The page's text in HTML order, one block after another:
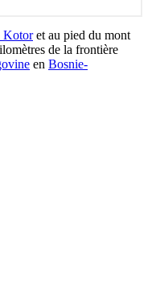
Kotoret au pied du mont
de la frontière
en Bosnie-